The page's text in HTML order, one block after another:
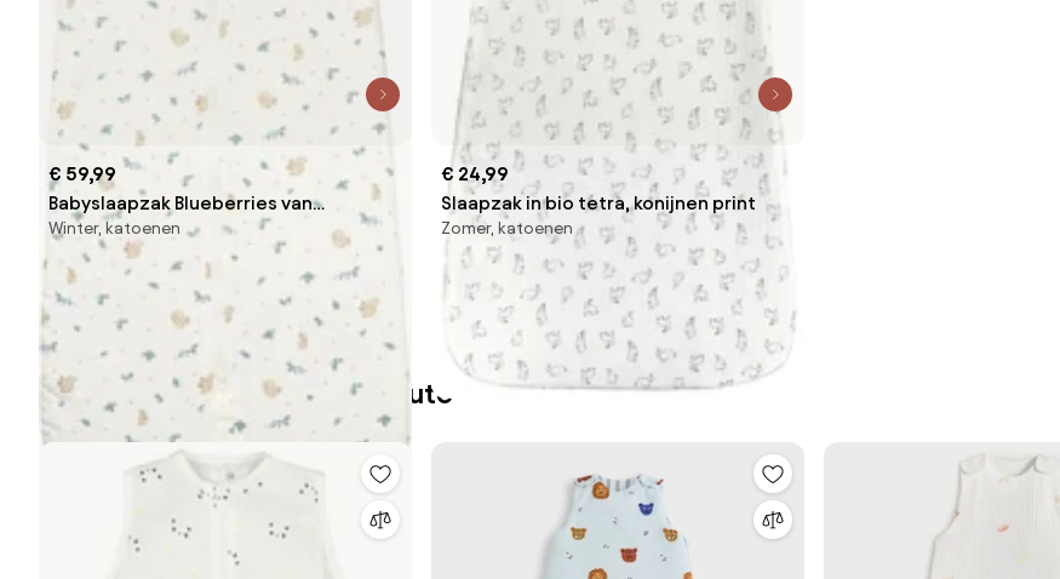
€ 59,99
Babyslaapzak Blueberries van
biokatoen
Winter, katoenen
€ 24,99
Slaapzak in bio tetra, konijnen print
Zomer, katoenen
Beste producten van Laredoute